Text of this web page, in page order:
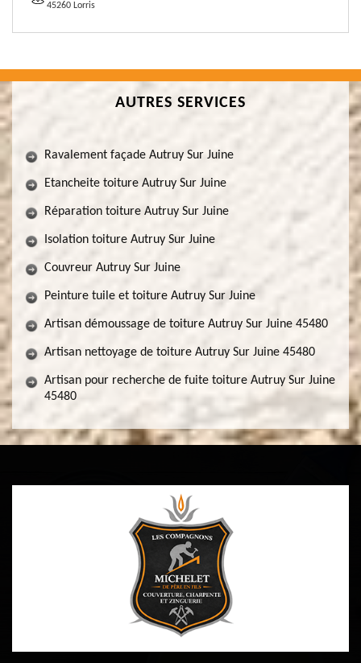
45260 Lorris
AUTRES SERVICES
Ravalement façade Autruy Sur Juine
Etancheite toiture Autruy Sur Juine
Réparation toiture Autruy Sur Juine
Isolation toiture Autruy Sur Juine
Couvreur Autruy Sur Juine
Peinture tuile et toiture Autruy Sur Juine
Artisan démoussage de toiture Autruy Sur Juine 45480
Artisan nettoyage de toiture Autruy Sur Juine 45480
Artisan pour recherche de fuite toiture Autruy Sur Juine
45480